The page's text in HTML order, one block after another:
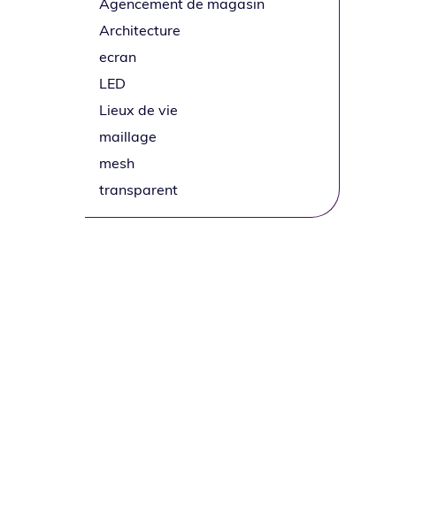
Agencement de magasin
Architecture
ecran
LED
Lieux de vie
maillage
mesh
transparent